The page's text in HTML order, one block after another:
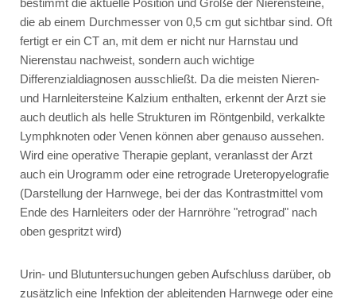
bestimmt die aktuelle Position und Größe der Nierensteine,
die ab einem Durchmesser von 0,5 cm gut sichtbar sind. Oft
fertigt er ein CT an, mit dem er nicht nur Harnstau und
Nierenstau nachweist, sondern auch wichtige
Differenzialdiagnosen ausschließt. Da die meisten Nieren-
und Harnleitersteine Kalzium enthalten, erkennt der Arzt sie
auch deutlich als helle Strukturen im Röntgenbild, verkalkte
Lymphknoten oder Venen können aber genauso aussehen.
Wird eine operative Therapie geplant, veranlasst der Arzt
auch ein Urogramm oder eine retrograde Ureteropyelografie
(Darstellung der Harnwege, bei der das Kontrastmittel vom
Ende des Harnleiters oder der Harnröhre "retrograd" nach
oben gespritzt wird)
Urin- und Blutuntersuchungen geben Aufschluss darüber, ob
zusätzlich eine Infektion der ableitenden Harnwege oder eine